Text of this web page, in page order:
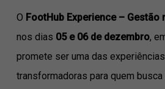
O FootHub Experience – Gestão
nos dias 05 e 06 de dezembro,
promete ser uma das
transformadoras para quem